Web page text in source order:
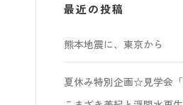
最近の投稿
熊本地震に、東京から
夏休み特別企画☆見学会